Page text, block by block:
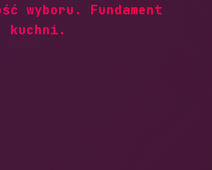
wyboru. Fundament
kuchni.